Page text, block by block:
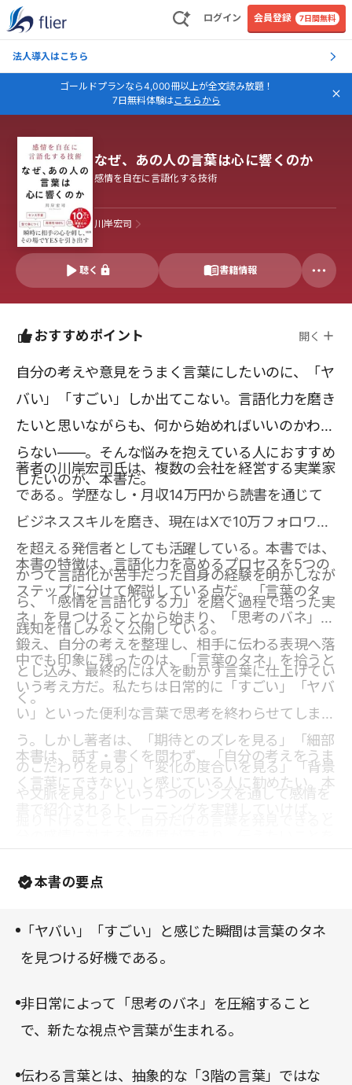
ログイン 会員登録 7日間無料
法人導入はこちら
ゴールドプランなら4,000冊以上が全文読み放題！
7日無料体験はこちらから
なぜ、あの人の言葉は心に響くのか
感情を自在に言語化する技術
川岸宏司
聴く 書籍情報
おすすめポイント 開く
自分の考えや意見をうまく言葉にしたいのに、「ヤ
バい」「すごい」しか出てこない。言語化力を磨き
たいと思いながらも、何から始めればいいのかわか
らない――。そんな悩みを抱えている人におすすめ
したいのが、本書だ。
著者の川岸宏司氏は、複数の会社を経営する実業家
である。学歴なし・月収14万円から読書を通じて
ビジネススキルを磨き、現在はXで10万フォロワー
を超える発信者としても活躍している。本書では、
かつて言語化が苦手だった自身の経験を明かしなが
ら、「感情を言語化する力」を磨く過程で培った実
践知を惜しみなく公開している。
本書の特徴は、言語化力を高めるプロセスを5つの
ステップに分けて解説している点だ。「言葉のタ
ネ」を見つけることから始まり、「思考のバネ」を
鍛え、自分の考えを整理し、相手に伝わる表現へ落
とし込み、最終的には人を動かす言葉に仕上げてい
く。
中でも印象に残ったのは、「言葉のタネ」を拾うと
いう考え方だ。私たちは日常的に「すごい」「ヤバ
い」といった便利な言葉で思考を終わらせてしま
う。しかし著者は、「期待とのズレを見る」「細部
のこだわりを見る」「変化の度合いを見る」「背景
や文脈を見る」という4つのレンズを通して感情を
説く。「ヤバい」「すごい」の奥に、自分だけの言
葉のタネが眠っているのだ。
本書は、話す・書くを問わず、「自分の考えをうま
く言葉にできない」と感じている人に勧めたい。本
本書の要点
「ヤバい」「すごい」と感じた瞬間は言葉のタネ
を見つける好機である。
非日常によって「思考のバネ」を圧縮すること
で、新たな視点や言葉が生まれる。
伝わる言葉とは、抽象的な「3階の言葉」ではな